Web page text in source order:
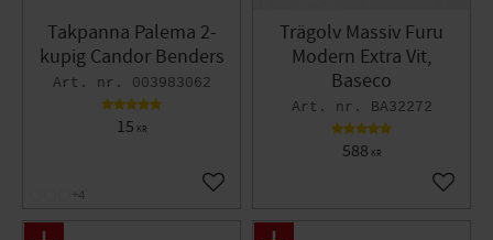
Takpanna Palema 2-
kupig Candor Benders
003983062
15 KR
Lägg till i favoriter
+4
Trägolv Massiv Furu
Modern Extra Vit,
Baseco
BA32272
588 KR
Lägg